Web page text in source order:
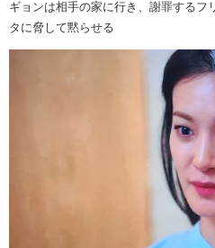
ギョンは相手の家に行き、謝罪するフ
タに脅して黙らせる